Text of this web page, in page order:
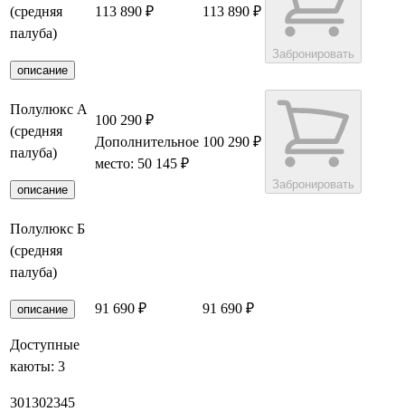
(средняя
палуба)
описание
113 890 ₽ 113 890 ₽
Забронировать
Полулюкс А
(средняя
палуба)
описание
100 290 ₽
Дополнительное
место: 50 145 ₽
100 290 ₽
Забронировать
Полулюкс Б
(средняя
палуба)
описание
Доступные
каюты: 3
301302345
91 690 ₽ 91 690 ₽